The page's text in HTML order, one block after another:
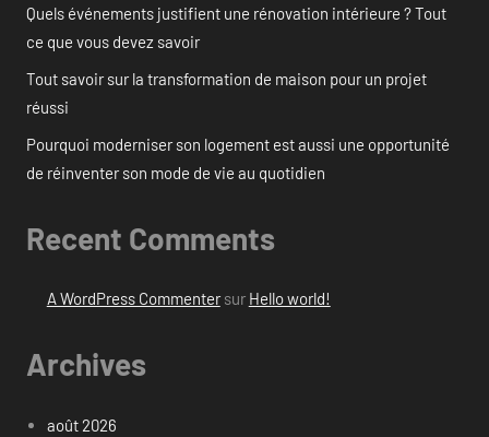
Quels événements justifient une rénovation intérieure ? Tout
ce que vous devez savoir
Tout savoir sur la transformation de maison pour un projet
réussi
Pourquoi moderniser son logement est aussi une opportunité
de réinventer son mode de vie au quotidien
Recent Comments
A WordPress Commentersur Hello world!
Archives
août 2026